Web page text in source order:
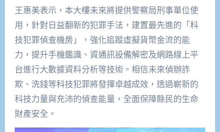
王惠美表示，本大樓未來將提供警察局刑事單位使
用，針對日益翻新的犯罪手法，建置最先進的「科
技犯罪偵查機房」，強化追蹤虛擬貨幣金流的能
力，提升手機鑑識、資通訊設備解密及網路線上平
台進行大數據資料分析等技術。相信未來偵辦詐
欺、洗錢等科技犯罪將發揮卓越成效，透過嶄新的
科技力量與充沛的偵查能量，全面保障縣民的生命
財產安全。